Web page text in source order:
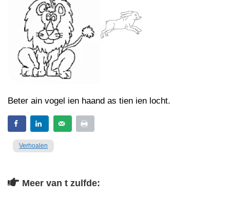
Beter ain vogel ien haand as tien ien locht.
Verhoalen
Meer van t zulfde: